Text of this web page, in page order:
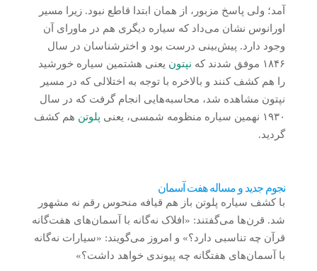
آمد؛ ولی پاسخ مزبور، از همان ابتدا قاطع نبود. زیرا مسیر
اورانوس نشان می‌داد که سیاره دیگری هم در ماورای آن
وجود دارد. پیش‌بینی درست بود و اخترشناسان در سال
۱۸۴۶ موفق شدند که
نپتون یعنی هشتمین سیاره خورشید
را هم کشف کنند و بالاخره با توجه به اختلالی که در مسیر
نپتون مشاهده شد، محاسبه‌هایی انجام گرفت که در سال
۱۹۳۰ نهمین سیاره منظومه شمسی، یعنی
پلوتن هم کشف
گردید.
نجوم جدید و مساله هفت آسمان
با کشف سیاره پلوتن باز هم قیافه منحوس رقم نه مشهور
شد. قرن‌ها می‌گفتند: «افلاک نه‌گانه با آسمان‌های هفت‌گانه
قرآن چه تناسبی دارد؟» و امروز می‌گویند: «سیارات نه‌گانه
با آسمان‌های هفتگانه چه پیوندی خواهد داشت؟»